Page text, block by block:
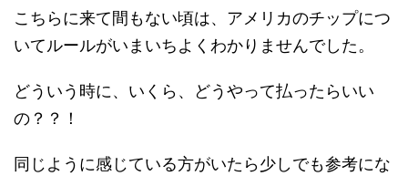
こちらに来て間もない頃は、アメリカのチップにつ
いてルールがいまいちよくわかりませんでした。
どういう時に、いくら、どうやって払ったらいい
の？？！
同じように感じている方がいたら少しでも参考にな